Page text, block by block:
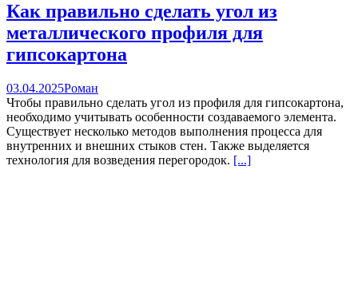
Как правильно сделать угол из
металлического профиля для
гипсокартона
03.04.2025Роман
Чтобы правильно сделать угол из профиля для гипсокартона,
необходимо учитывать особенности создаваемого элемента.
Существует несколько методов выполнения процесса для
внутренних и внешних стыков стен. Также выделяется
технология для возведения перегородок. [...]